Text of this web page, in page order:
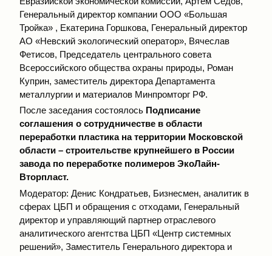
Генеральный директор компании ООО «Большая
Тройка» , Екатерина Горшкова, Генеральный директор
АО «Невский экологический оператор», Вячеслав
Фетисов, Председатель центрального совета
Всероссийского общества охраны природы, Роман
Куприн, заместитель директора Департамента
металлургии и материалов Минпромторг РФ.
После заседания состоялось Подписание
соглашения о сотрудничестве в области
переработки пластика на территории Московской
области – строительстве крупнейшего в России
завода по переработке полимеров ЭкоЛайн-
Вторпласт.
Модератор: Денис Кондратьев, Бизнесмен, аналитик в
сферах ЦБП и обращения с отходами, Генеральный
директор и управляющий партнер отраслевого
аналитического агентства ЦБП «Центр системных
решений», Заместитель Генерального директора и